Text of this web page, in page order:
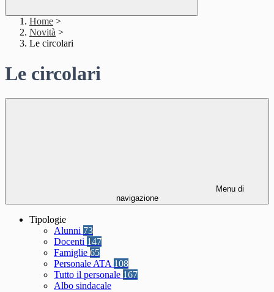
Home >
Novità >
Le circolari
Le circolari
Menu di
navigazione
Tipologie
Alunni 73
Docenti 147
Famiglie 65
Personale ATA 108
Tutto il personale 167
Albo sindacale